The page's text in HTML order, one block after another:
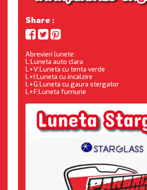
Share :
Abrevieri lunete:
L:Luneta auto clara
L+V:Luneta cu tenta verde
L+I:Luneta cu incalzire
L+G:Luneta cu gaura stergator
L+F:Luneta fumurie